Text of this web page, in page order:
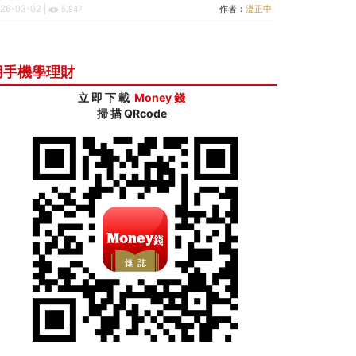
03-02 | 5,847 作者：溫正中
手機學理財
立 即 下 載 Money 錢
掃 描 QRcode